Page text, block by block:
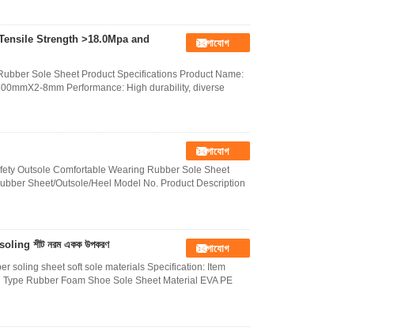
Strength >18.0Mpa and
যোগাযোগ
Sole Sheet Product Specifications Product Name:
8mm Performance: High durability, diverse
যোগাযোগ
Outsole Comfortable Wearing Rubber Sole Sheet
Sheet/Outsole/Heel Model No. Product Description
soling শীট নরম একক উপকরণ যোগাযোগ
soling sheet soft sole materials Specification: Item
Rubber Foam Shoe Sole Sheet Material EVA PE